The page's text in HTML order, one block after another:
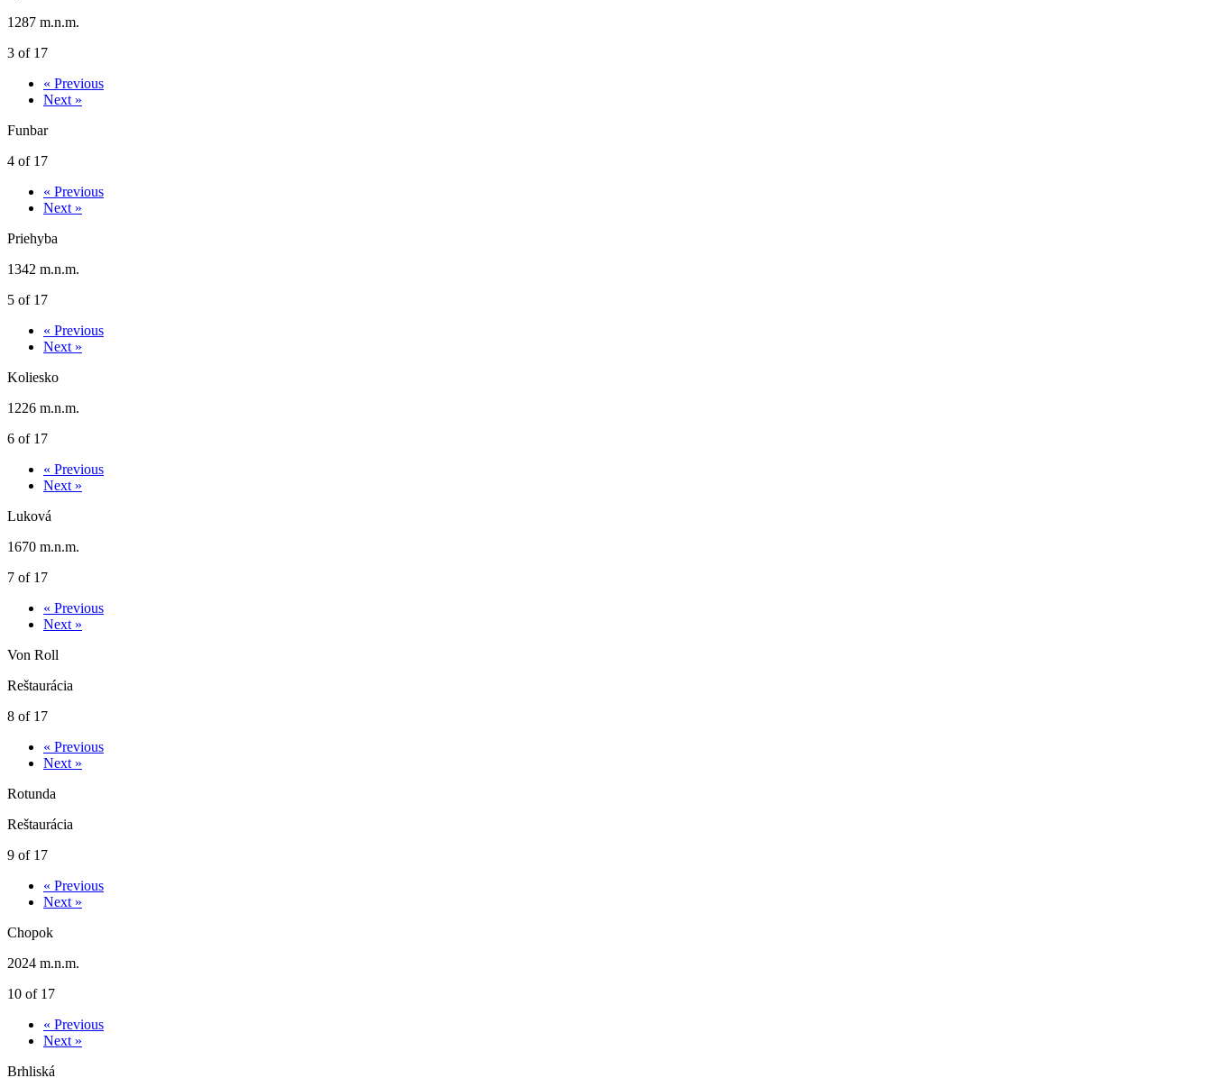
1287 m.n.m.
3 of 17
« Previous
Next »
Funbar
4 of 17
« Previous
Next »
Priehyba
1342 m.n.m.
5 of 17
« Previous
Next »
Koliesko
1226 m.n.m.
6 of 17
« Previous
Next »
Luková
1670 m.n.m.
7 of 17
« Previous
Next »
Von Roll
Reštaurácia
8 of 17
« Previous
Next »
Rotunda
Reštaurácia
9 of 17
« Previous
Next »
Chopok
2024 m.n.m.
10 of 17
« Previous
Next »
Brhliská